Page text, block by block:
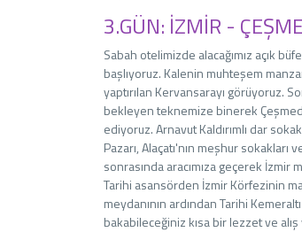
3.GÜN: İZMİR -
Sabah otelimizde alacağımız açık
başlıyoruz. Kalenin muhteşem
yaptırılan Kervansarayı görüyoruz.
bekleyen teknemize binerek
ediyoruz. Arnavut Kaldırımlı dar
Pazarı, Alaçatı'nın meşhur
sonrasında aracımıza geçerek İzmir
Tarihi asansörden İzmir Körfezinin
meydanının ardından Tarihi
bakabileceğiniz kısa bir lezzet ve